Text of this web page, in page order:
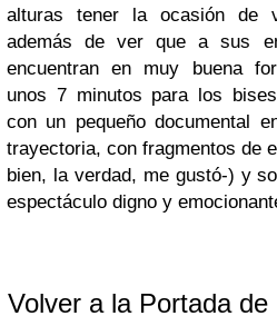
alturas tener la ocasión de
además de ver que a sus
encuentran en muy buena
unos 7 minutos para los
con un pequeño documental
trayectoria, con fragmentos de
bien, la verdad, me gustó-) y
espectáculo digno y
Volver a la Portada de